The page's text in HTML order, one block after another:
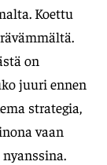
Koettu
on
juuri ennen
strategia,
vaan